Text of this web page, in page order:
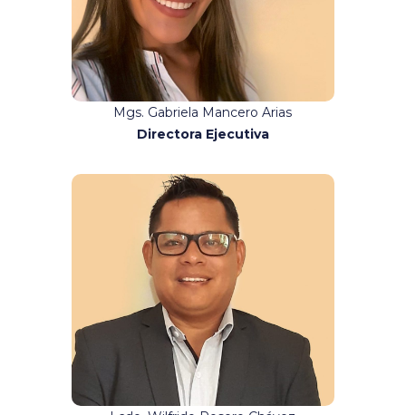
Mgs. Gabriela Mancero Arias
Directora Ejecutiva
Contacto:
coordinaciongeneral@binario.com.e
c